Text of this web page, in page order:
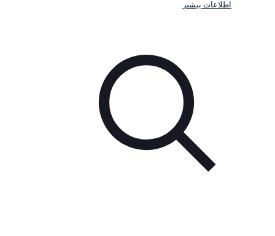
اطلاعات بیشتر